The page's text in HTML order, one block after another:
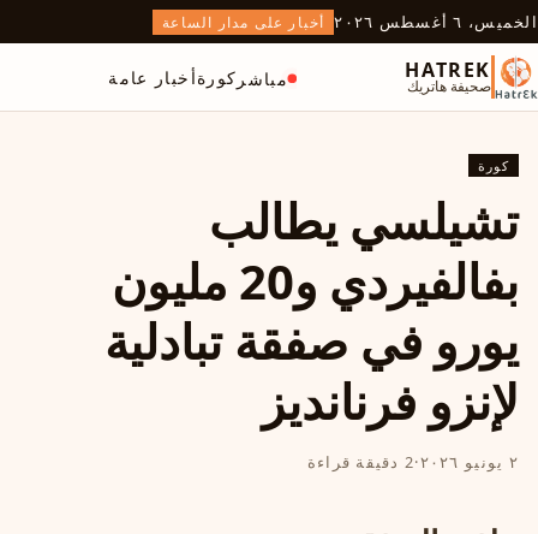
الخميس، ٦ أغسطس ٢٠٢٦ أخبار على مدار الساعة
HATREK
صحيفة هاتريك مباشر كورةأخبار عامة
كورة
تشيلسي يطالب
بفالفيردي و20 مليون
يورو في صفقة تبادلية
لإنزو فرنانديز
٢ يونيو ٢٠٢٦ ·2 دقيقة قراءة